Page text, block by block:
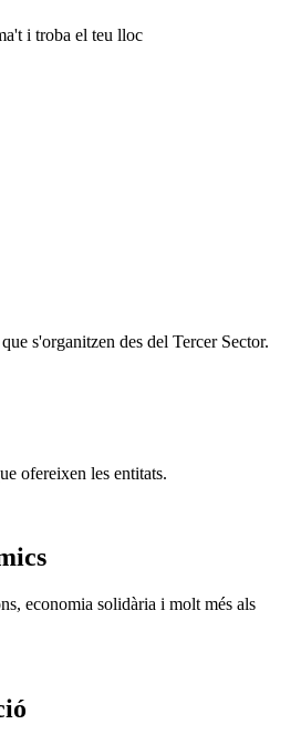
i troba el teu lloc
s'organitzen des del Tercer Sector.
ofereixen les entitats.
economia solidària i molt més als